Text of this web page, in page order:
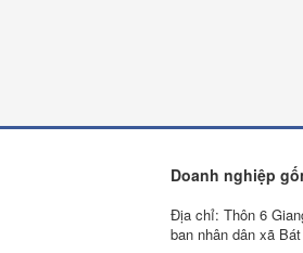
Doanh nghiệp
Địa chỉ: Thôn 6
ban nhân dân xã